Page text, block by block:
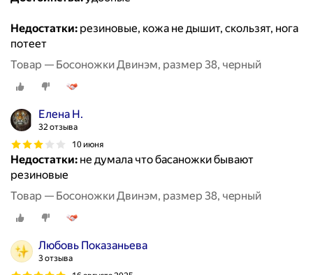
Недостатки: резиновые, кожа не дышит, скользят, нога
потеет
Товар — Босоножки Двинэм, размер 38, чeрный
Елена Н.
32 отзыва
10 июня
Недостатки: не думала что басаножки бывают
резиновые
Товар — Босоножки Двинэм, размер 38, чeрный
Любовь Показаньева
3 отзыва